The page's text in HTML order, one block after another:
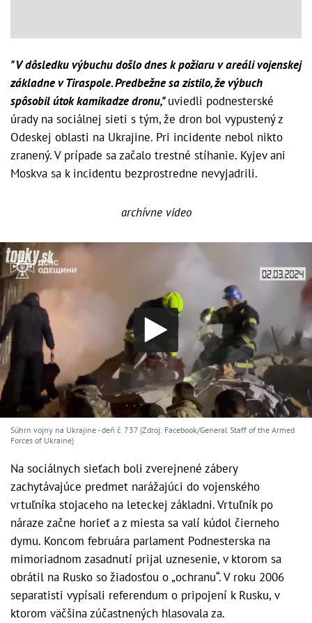
"V dôsledku výbuchu došlo dnes k požiaru v areáli vojenskej
základne v Tiraspole. Predbežne sa zistilo, že výbuch
spôsobil útok kamikadze dronu,"uviedli podnesterské
úrady na sociálnej sieti s tým, že dron bol vypustený z
Odeskej oblasti na Ukrajine. Pri incidente nebol nikto
zranený. V prípade sa začalo trestné stíhanie. Kyjev ani
Moskva sa k incidentu bezprostredne nevyjadrili.
archívne video
Súhrn vojny na Ukrajine - deň č. 737 (Zdroj: Facebook/General Staff of the Armed
Forces of Ukraine)
Na sociálnych sieťach boli zverejnené zábery
zachytávajúce predmet narážajúci do vojenského
vrtuľníka stojaceho na leteckej základni. Vrtuľník po
náraze začne horieť a z miesta sa valí kúdol čierneho
dymu. Koncom februára parlament Podnesterska na
mimoriadnom zasadnutí prijal uznesenie, v ktorom sa
obrátil na Rusko so žiadosťou o „ochranu“. V roku 2006
separatisti vypísali referendum o pripojení k Rusku, v
ktorom väčšina zúčastnených hlasovala za.